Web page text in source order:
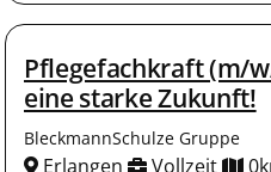
Pflegefachkraft (m/
eine starke Zukunft!
BleckmannSchulze Gruppe
Erlangen Vollzeit